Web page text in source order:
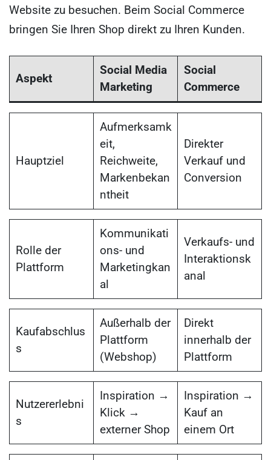
Website zu besuchen. Beim Social Commerce
bringen Sie Ihren Shop direkt zu Ihren Kunden.
Aspekt
Social Media
Marketing
Social
Commerce
Hauptziel
Aufmerksamk
eit,
Reichweite,
Markenbekan
ntheit
Direkter
Verkauf und
Conversion
Rolle der
Plattform
Kommunikati
ons- und
Marketingkan
al
Verkaufs- und
Interaktionsk
anal
Kaufabschlus
s
Außerhalb der
Plattform
(Webshop)
Direkt
innerhalb der
Plattform
Nutzererlebni
s
Inspiration →
Klick →
externer Shop
Inspiration →
Kauf an
einem Ort